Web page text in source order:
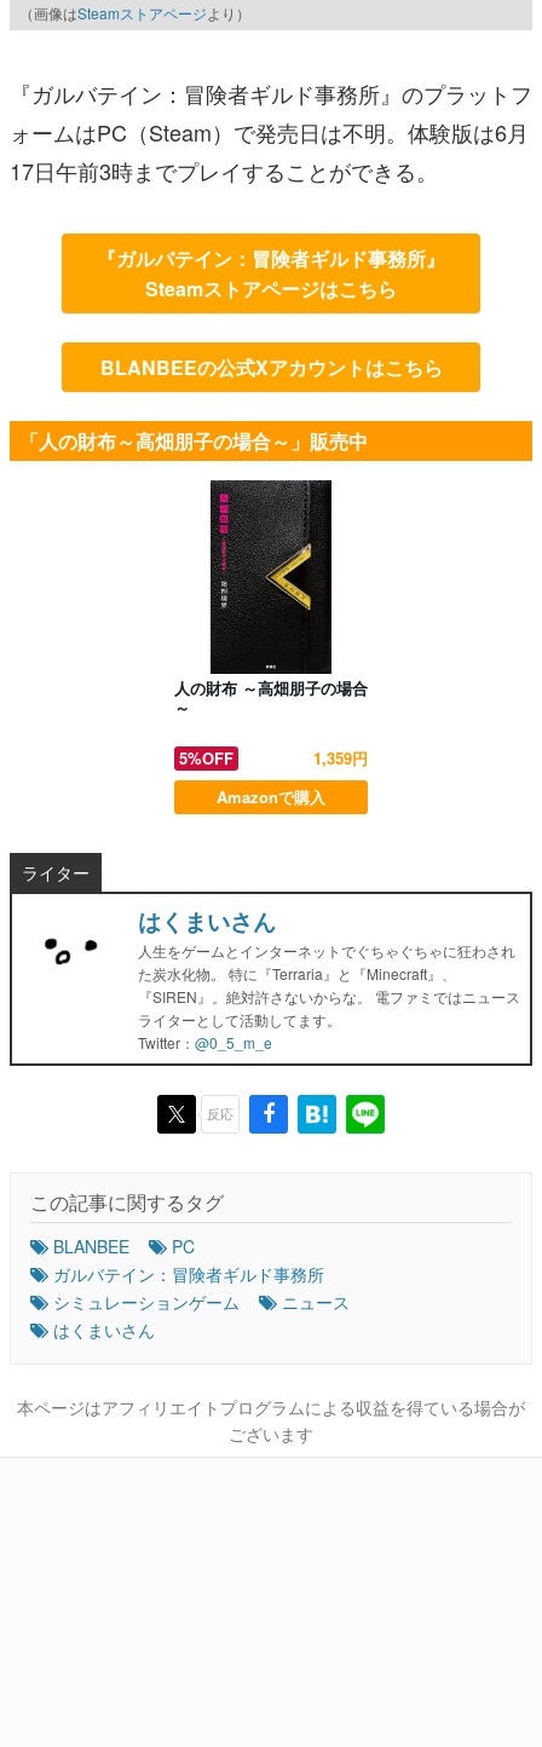
（画像はSteamストアページより）
『ガルバテイン：冒険者ギルド事務所』のプラットフ
ォームはPC（Steam）で発売日は不明。体験版は6月
17日午前3時までプレイすることができる。
『ガルバテイン：冒険者ギルド事務所』
Steamストアページはこちら
BLANBEEの公式Xアカウントはこちら
「人の財布～高畑朋子の場合～」販売中
人の財布 ～高畑朋子の場合
～
5%OFF
1,359円
Amazonで購入
ライター
はくまいさん
人生をゲームとインターネットでぐちゃぐちゃに狂わされ
た炭水化物。 特に『Terraria』と『Minecraft』、
『SIREN』。絶対許さないからな。 電ファミではニュース
ライターとして活動してます。
Twitter： @0_5_m_e
反応
この記事に関するタグ
BLANBEE
PC
ガルバテイン：冒険者ギルド事務所
シミュレーションゲーム
ニュース
はくまいさん
本ページはアフィリエイトプログラムによる収益を得ている場合が
ございます